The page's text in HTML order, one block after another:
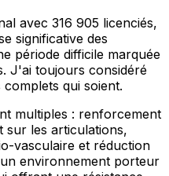
avec 316 905 licenciés,
significative des
période difficile marquée
J'ai toujours considéré
qui soient.
multiples : renforcement
sur les articulations,
vasculaire et réduction
environnement porteur